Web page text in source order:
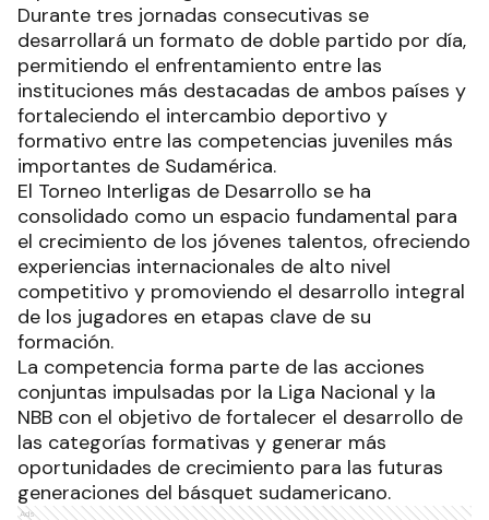
Durante tres jornadas consecutivas se
desarrollará un formato de doble partido por día,
permitiendo el enfrentamiento entre las
instituciones más destacadas de ambos países y
fortaleciendo el intercambio deportivo y
formativo entre las competencias juveniles más
importantes de Sudamérica.
El Torneo Interligas de Desarrollo se ha
consolidado como un espacio fundamental para
el crecimiento de los jóvenes talentos, ofreciendo
experiencias internacionales de alto nivel
competitivo y promoviendo el desarrollo integral
de los jugadores en etapas clave de su
formación.
La competencia forma parte de las acciones
conjuntas impulsadas por la Liga Nacional y la
NBB con el objetivo de fortalecer el desarrollo de
las categorías formativas y generar más
oportunidades de crecimiento para las futuras
generaciones del básquet sudamericano.
Ads